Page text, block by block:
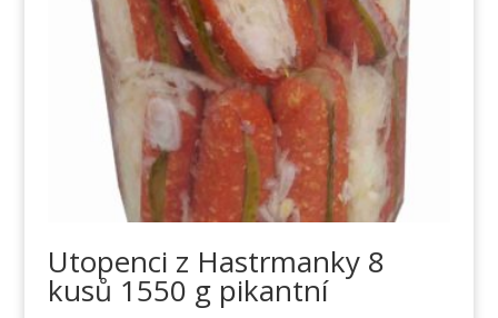
Utopenci z Hastrmanky 8
kusů 1550 g pikantní